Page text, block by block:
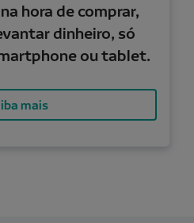
hora de comprar,
dinheiro, só
ou tablet.
mais